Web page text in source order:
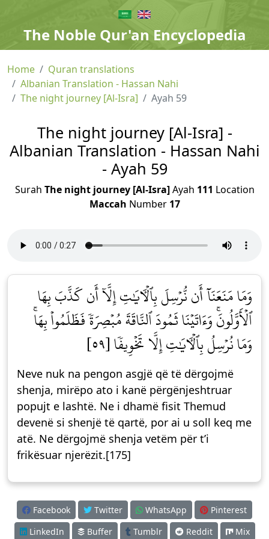
The Noble Qur'an Encyclopedia
Home
Quran translations
Albanian Translation - Hassan Nahi
The night journey [Al-Isra]
Ayah 59
The night journey [Al-Isra] -
Albanian Translation - Hassan Nahi
- Ayah 59
Surah The night journey [Al-Isra]Ayah 111 Location
Maccah Number 17
وَمَا مَنَعَنَآ أَن نُّرۡسِلَ بِٱلۡأٓيَٰتِ إِلَّآ أَن كَذَّبَ بِهَا
ٱلۡأَوَّلُونَۚ وَءَاتَيۡنَا ثَمُودَ ٱلنَّاقَةَ مُبۡصِرَةٗ فَظَلَمُواْ بِهَاۚ
وَمَا نُرۡسِلُ بِٱلۡأٓيَٰتِ إِلَّا تَخۡوِيفٗا [٥٩]
Neve nuk na pengon asgjë që të dërgojmë
shenja, mirëpo ato i kanë përgënjeshtruar
popujt e lashtë. Ne i dhamë fisit Themud
devenë si shenjë të qartë, por ai u soll keq me
atë. Ne dërgojmë shenja vetëm për t’i
frikësuar njerëzit.[175]
Facebook Twitter WhatsApp
Pinterest
LinkedIn
Buffer Tumblr Reddit
Mix